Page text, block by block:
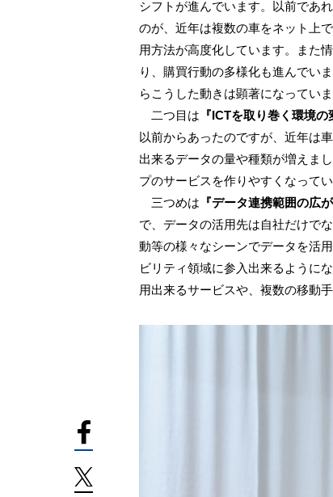
シフトが進んでいます。以前であ
のが、近年は複数の車をネット上
用方法が高度化しています。また
り、購買行動の多様化も進んでい
らこうした動きは顕著になっていま
二つ目は 『ICTを取り巻く環境の
以前からあったのですが、近年は
出来るデータの量や種類が増えま
プのサービスを作りやすくなってい
三つめは 『データ連携範囲の広が
で、データの活用先は自社だけで
動等の様々なシーンでデータを活
ビリティ領域に参入出来るように
用出来るサービスや、複数の移動